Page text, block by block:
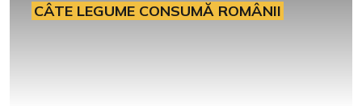
CÂTE LEGUME CONSUMĂ ROMÂNII